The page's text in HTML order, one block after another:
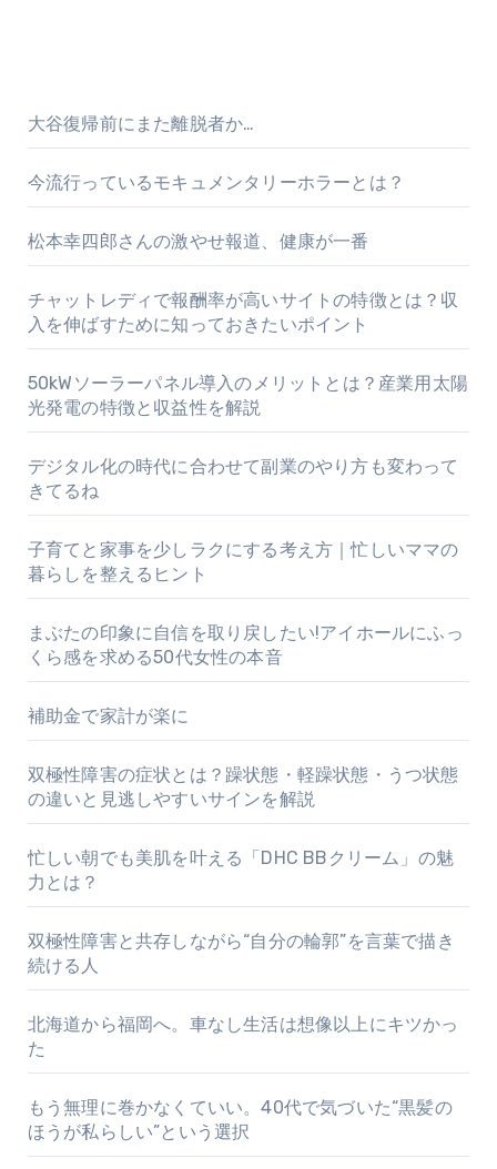
大谷復帰前にまた離脱者か…
今流行っているモキュメンタリーホラーとは？
松本幸四郎さんの激やせ報道、健康が一番
チャットレディで報酬率が高いサイトの特徴とは？収
入を伸ばすために知っておきたいポイント
50kWソーラーパネル導入のメリットとは？産業用太陽
光発電の特徴と収益性を解説
デジタル化の時代に合わせて副業のやり方も変わって
きてるね
子育てと家事を少しラクにする考え方｜忙しいママの
暮らしを整えるヒント
まぶたの印象に自信を取り戻したい!アイホールにふっ
くら感を求める50代女性の本音
補助金で家計が楽に
双極性障害の症状とは？躁状態・軽躁状態・うつ状態
の違いと見逃しやすいサインを解説
忙しい朝でも美肌を叶える「DHC BBクリーム」の魅
力とは？
双極性障害と共存しながら“自分の輪郭”を言葉で描き
続ける人
北海道から福岡へ。車なし生活は想像以上にキツかっ
た
もう無理に巻かなくていい。40代で気づいた“黒髪の
ほうが私らしい”という選択